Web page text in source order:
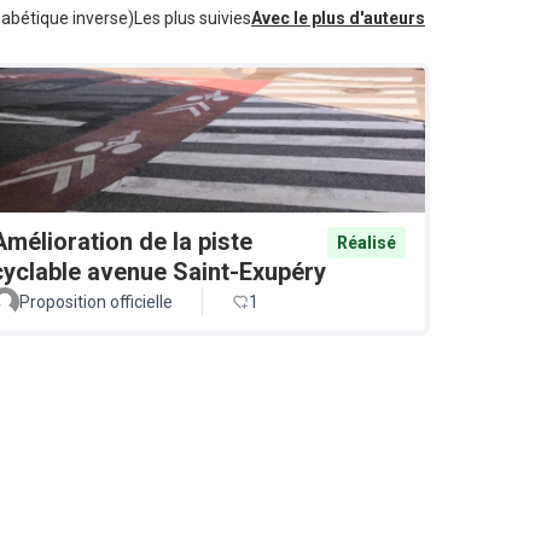
inverse) Les plus suiviesAvec le plus d'auteurs
de la piste
avenue Saint-Exupéry
Réalisé
Proposition officielle 1